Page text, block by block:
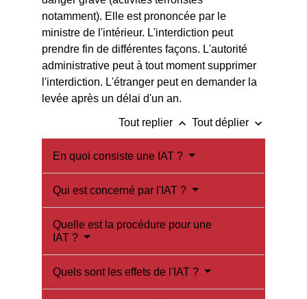
notamment). Elle est prononcée par le
ministre de l'intérieur. L'interdiction peut
prendre fin de différentes façons. L'autorité
administrative peut à tout moment supprimer
l'interdiction. L'étranger peut en demander la
levée après un délai d'un an.
Tout replier keyboard_arrow_up Tout déplier keyboard_arrow_down
En quoi consiste une IAT ?
Qui est concerné par l'IAT ?
Quelle est la procédure pour une
IAT ?
Quels sont les effets de l'IAT ?